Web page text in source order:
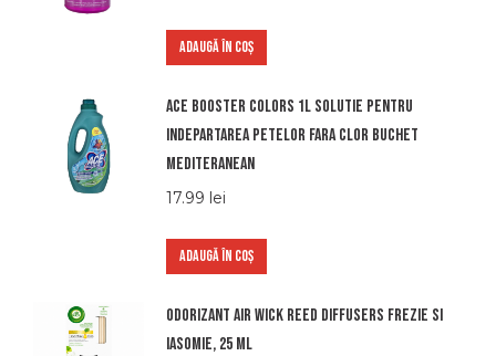
ADAUGĂ ÎN COȘ
Ace booster colors 1l solutie pentru
indepartarea petelor fara clor buchet
mediteranean
17.99 lei
ADAUGĂ ÎN COȘ
Odorizant Air Wick Reed Diffusers Frezie si
Iasomie, 25 ml